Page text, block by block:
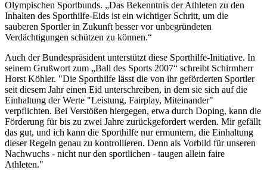
Olympischen Sportbunds. „Das Bekenntnis der Athleten zu den
Inhalten des Sporthilfe-Eids ist ein wichtiger Schritt, um die
sauberen Sportler in Zukunft besser vor unbegründeten
Verdächtigungen schützen zu können.“
Auch der Bundespräsident unterstützt diese Sporthilfe-Initiative. In
seinem Grußwort zum „Ball des Sports 2007“ schreibt Schirmherr
Horst Köhler. "Die Sporthilfe lässt die von ihr geförderten Sportler
seit diesem Jahr einen Eid unterschreiben, in dem sie sich auf die
Einhaltung der Werte "Leistung, Fairplay, Miteinander"
verpflichten. Bei Verstößen hiergegen, etwa durch Doping, kann die
Förderung für bis zu zwei Jahre zurückgefordert werden. Mir gefällt
das gut, und ich kann die Sporthilfe nur ermuntern, die Einhaltung
dieser Regeln genau zu kontrollieren. Denn als Vorbild für unseren
Nachwuchs - nicht nur den sportlichen - taugen allein faire
Athleten."